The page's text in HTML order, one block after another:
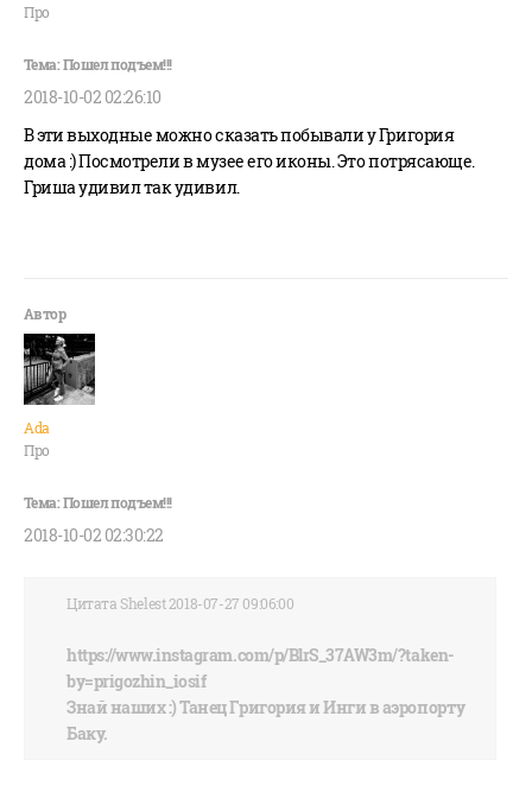
Про
2018-10-02 02:26:10
В эти выходные можно сказать побывали у Григория
дома :) Посмотрели в музее его иконы. Это потрясающе.
Гриша удивил так удивил.
Ada
Про
2018-10-02 02:30:22
Цитата Shelest 2018-07-27 09:06:00
https://www.instagram.com/p/BlrS_37AW3m/?taken-
by=prigozhin_iosif
Знай наших :) Танец Григория и Инги в аэропорту
Баку.